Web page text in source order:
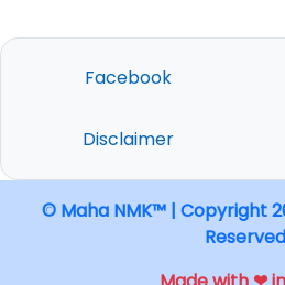
Facebook
Disclaimer
© Maha NMK™ | Copyright